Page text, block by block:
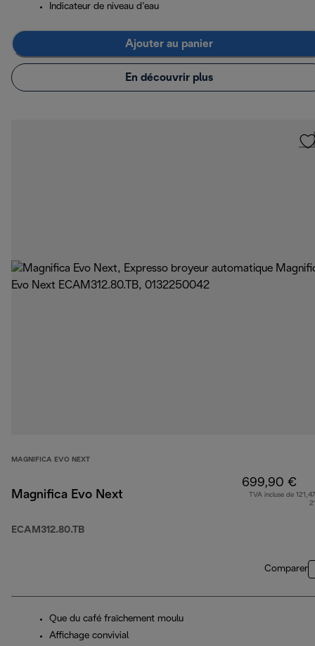
Indicateur de niveau d’eau
Ajouter au panier
En découvrir plus
MAGNIFICA EVO NEXT
Magnifica Evo Next
ECAM312.80.TB
699,90 €
TVA incluse de
Comparer
Que du café fraîchement moulu
Affichage convivial